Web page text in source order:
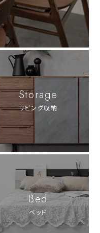
Storage
リビング収納
Bed
ベッド